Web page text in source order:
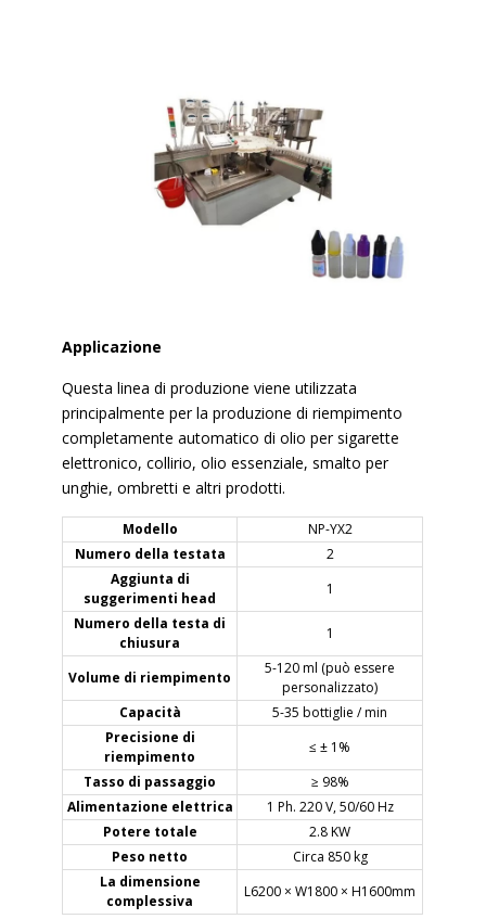
Applicazione
Questa linea di produzione viene utilizzata
principalmente per la produzione di riempimento
completamente automatico di olio per sigarette
elettronico, collirio, olio essenziale, smalto per
unghie, ombretti e altri prodotti.
Modello
NP-YX2
Numero della testata
2
Aggiunta di
suggerimenti head
1
Numero della testa di
chiusura
1
Volume di riempimento
5-120 ml (può essere
personalizzato)
Capacità
5-35 bottiglie / min
Precisione di
riempimento
≤ ± 1%
Tasso di passaggio
≥ 98%
Alimentazione elettrica
1 Ph. 220 V, 50/60 Hz
Potere totale
2.8 KW
Peso netto
Circa 850 kg
La dimensione
complessiva
L6200 × W1800 × H1600mm